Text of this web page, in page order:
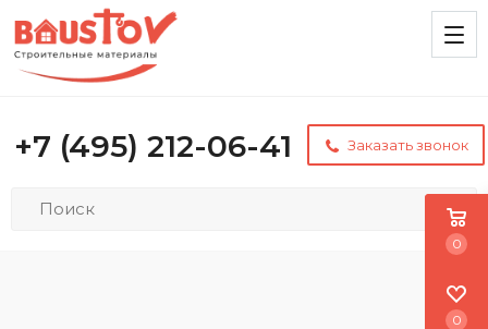
+7 (495) 212-06-41 Заказать звонок
0
0